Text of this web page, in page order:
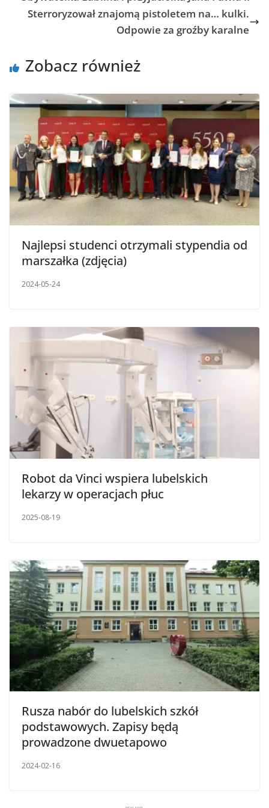
Sterroryzował znajomą pistoletem na… kulki.
Odpowie za groźby karalne
Zobacz również
Najlepsi studenci otrzymali stypendia od
marszałka (zdjęcia)
2024-05-24
Robot da Vinci wspiera lubelskich
lekarzy w operacjach płuc
2025-08-19
Rusza nabór do lubelskich szkół
podstawowych. Zapisy będą
prowadzone dwuetapowo
2024-02-16